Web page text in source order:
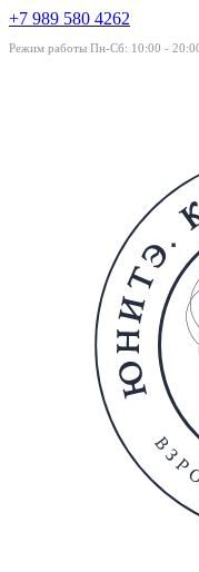
+7 989 580 4262
Режим работы Пн-Сб: 10:00 -